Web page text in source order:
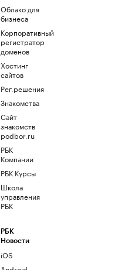
Облако для
бизнеса
Корпоративный
регистратор
доменов
Хостинг
сайтов
Рег.решения
Знакомства
Сайт
знакомств
podbor.ru
РБК
Компании
РБК Курсы
Школа
управления
РБК
РБК
Новости
iOS